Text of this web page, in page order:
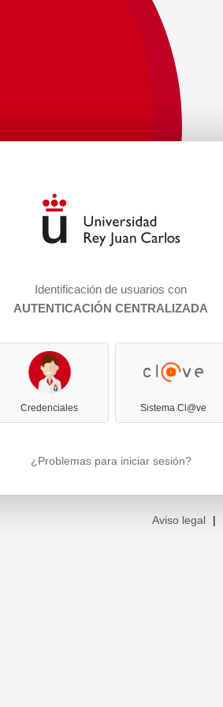
Identificación de usuarios con
AUTENTICACIÓN CENTRALIZADA
Credenciales Sistema Cl@ve
¿Problemas para iniciar sesión?
Aviso legal |